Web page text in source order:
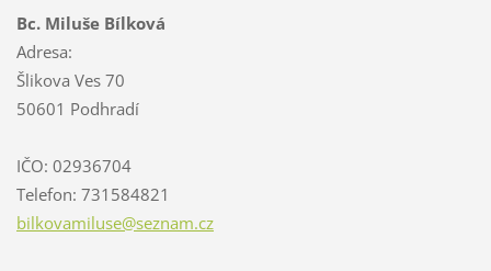
Bc. Miluše Bílková
Adresa:
Šlikova Ves 70
50601 Podhradí
IČO: 02936704
Telefon: 731584821
bilkovamiluse@seznam.cz